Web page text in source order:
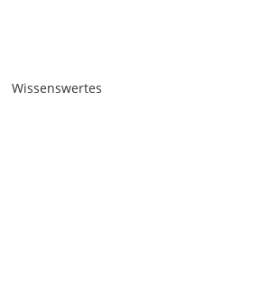
Wissenswertes